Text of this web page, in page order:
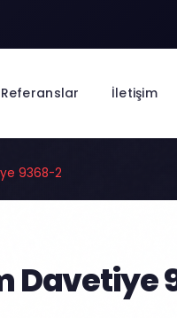
Referanslar İletişim
9368-2
Davetiye